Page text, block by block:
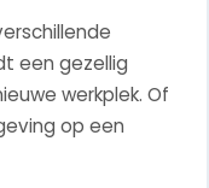
een gezellig
werkplek. Of
op een